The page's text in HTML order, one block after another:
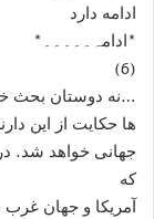
ادامه دارد
*ادامہ۔۔۔۔۔*
(6)
…نه دوستان بحث
ها حکایت از این
جهانی خواهد شد.
که
آمریکا و جهان